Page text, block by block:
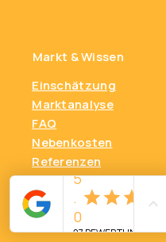
Markt & Wissen
Einschätzung
Marktanalyse
FAQ
Nebenkosten
Referenzen